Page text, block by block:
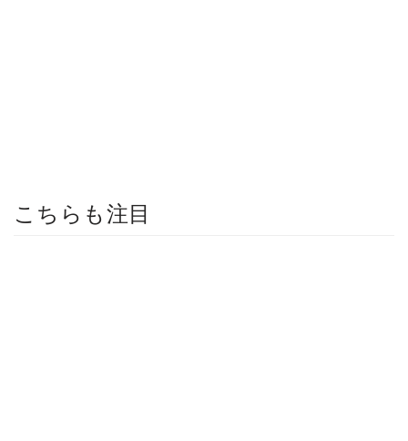
こちらも注目